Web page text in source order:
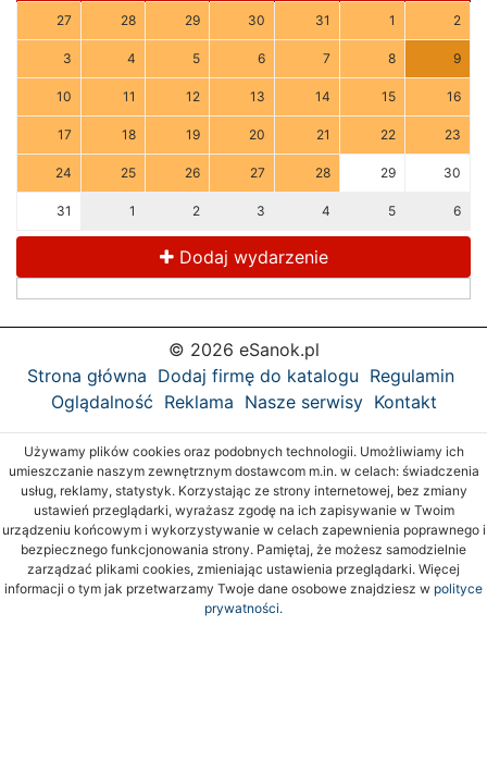
27 28 29 30 31 1 2
3 4 5 6 7 8 9
10 11 12 13 14 15 16
17 18 19 20 21 22 23
24 25 26 27 28 29 30
31 1 2 3 4 5 6
Dodaj wydarzenie
© 2026 eSanok.pl
Strona główna Dodaj firmę do katalogu Regulamin
Oglądalność Reklama Nasze serwisy Kontakt
Używamy plików cookies oraz podobnych technologii. Umożliwiamy ich
umieszczanie naszym zewnętrznym dostawcom m.in. w celach: świadczenia
usług, reklamy, statystyk. Korzystając ze strony internetowej, bez zmiany
ustawień przeglądarki, wyrażasz zgodę na ich zapisywanie w Twoim
urządzeniu końcowym i wykorzystywanie w celach zapewnienia poprawnego i
bezpiecznego funkcjonowania strony. Pamiętaj, że możesz samodzielnie
zarządzać plikami cookies, zmieniając ustawienia przeglądarki. Więcej
informacji o tym jak przetwarzamy Twoje dane osobowe znajdziesz w polityce
prywatności.